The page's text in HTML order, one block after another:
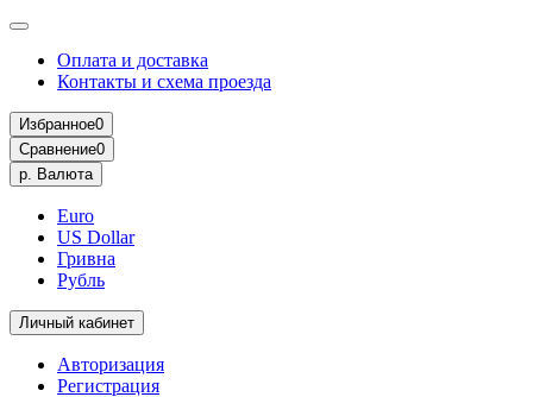
Оплата и доставка
Контакты и схема проезда
Избранное0
Сравнение0
р. Валюта
Euro
US Dollar
Гривна
Рубль
Личный кабинет
Авторизация
Регистрация